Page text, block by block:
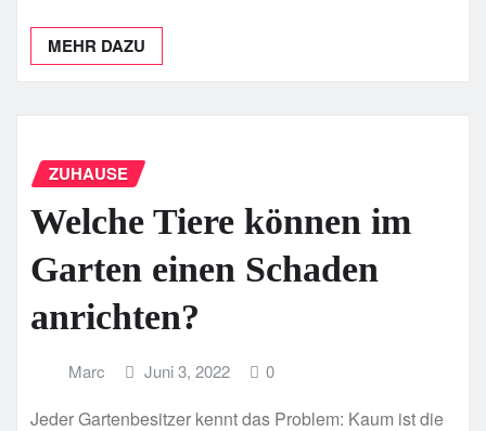
MEHR DAZU
ZUHAUSE
Welche Tiere können im
Garten einen Schaden
anrichten?
Marc Juni 3, 2022 0
Jeder Gartenbesitzer kennt das Problem: Kaum ist die